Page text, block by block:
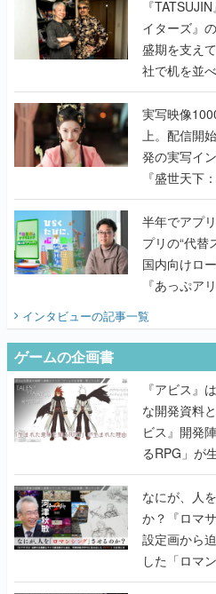
く
『
イターズ』
盛期を支え
社で机を並
『
んだレジェ
実写映像
上。配信開
発の実写イ
『盛世天下
うこだわり
半年でアプリス
プリの“代替
国内向けロ
『あっぷア
てみた
インタビューの記事一覧
ゲームの企画書
『アビス』
な開発資料
ビス』開発
るRPG」が
書】
なにが、人
か？『ロマ
設定画から
した「ロマ
書】